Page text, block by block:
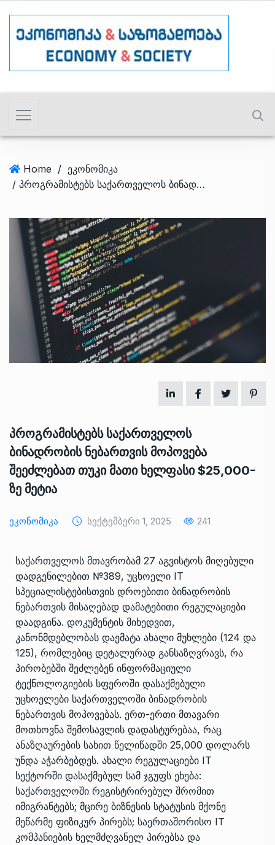
Home / ეკონომიკა
/ პროგრამისტებს საქართველოს ბინადრობის ნებართვის მოპოვება შეეძლებათ თუკი მათი ხელფასი $25,000-ზე მეტია
პროგრამისტებს საქართველოს
ბინადრობის ნებართვის მოპოვება
შეეძლებათ თუკი მათი ხელფასი $25,000-
ზე მეტია
Ეკონომიკა Სექტემბერი 1, 2025 241
საქართველოს მთავრობამ 27 აგვისტოს მიღებული
დადგენილებით №389, უცხოელი IT
სპეციალისტებისთვის დროებითი ბინადრობის
ნებართვის მისაღებად დამატებითი რეგულაციები
დაადგინა. დოკუმენტის მიხედვით,
კანონმდებლობას დაემატა ახალი მუხლები (124 და
125), რომლებიც დეტალურად განსაზღვრავს, რა
პირობებში შეძლებენ ინფორმაციული
ტექნოლოგიების სფეროში დასაქმებული
უცხოელები საქართველოში ბინადრობის
ნებართვის მოპოვებას. ერთ-ერთი მთავარი
მოთხოვნა შემოსავლის დადასტურებაა, რაც
ანაზღაურების სახით წელიწადში 25,000 დოლარს
უნდა აჭარბებდეს. ახალი რეგულაციები IT
სექტორში დასაქმებულ სამ ჯგუფს ეხება:
საქართველოში რეგისტრირებულ შრომით
იმიგრანტებს; მცირე ბიზნესის სტატუსის მქონე
მეწარმე ფიზიკურ პირებს; საერთაშორისო IT
კომპანიების ხელმძღვანელ პირებსა და